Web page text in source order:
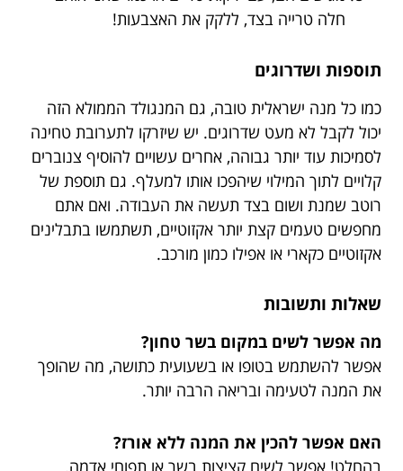
חלה טרייה בצד, ללקק את האצבעות!
תוספות ושדרוגים
כמו כל מנה ישראלית טובה, גם המנגולד הממולא הזה
יכול לקבל לא מעט שדרוגים. יש שיזרקו לתערובת טחינה
לסמיכות עוד יותר גבוהה, אחרים עשויים להוסיף צנוברים
קלויים לתוך המילוי שיהפכו אותו למעלף. גם תוספת של
רוטב שמנת ושום בצד תעשה את העבודה. ואם אתם
מחפשים טעמים קצת יותר אקזוטיים, תשתמשו בתבלינים
אקזוטיים כקארי או אפילו כמון מורכב.
שאלות ותשובות
מה אפשר לשים במקום בשר טחון?
אפשר להשתמש בטופו או בשעועית כתושה, מה שהופך
את המנה לטעימה ובריאה הרבה יותר.
האם אפשר להכין את המנה ללא אורז?